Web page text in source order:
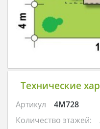
Технические
Артикул
4M728
Количество этажей: